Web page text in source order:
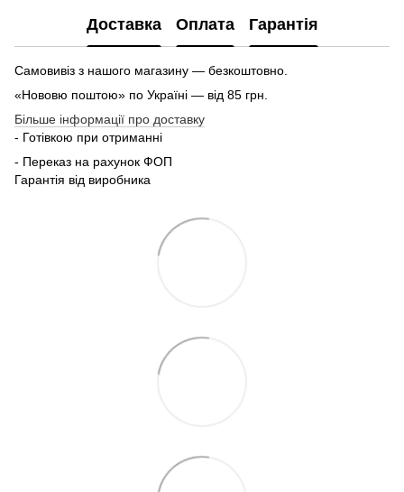
Доставка Оплата Гарантія
Самовивіз з нашого магазину — безкоштовно.
«Нововю поштою» по Україні — від 85 грн.
Більше інформації про доставку
- Готівкою при отриманні
- Переказ на рахунок ФОП
Гарантія від виробника